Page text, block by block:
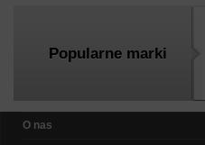
Popularne marki
O nas